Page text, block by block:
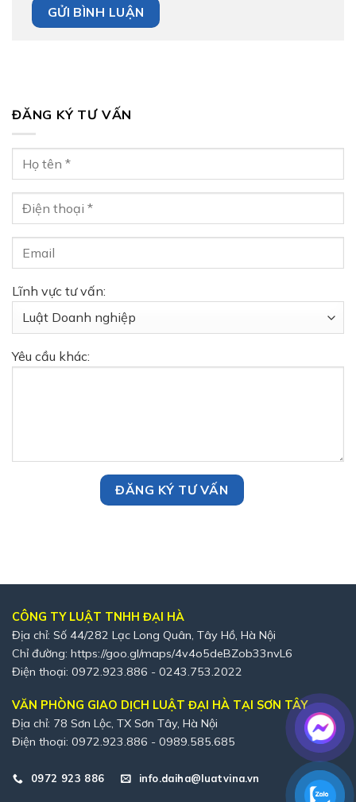
ĐĂNG KÝ TƯ VẤN
Lĩnh vực tư vấn:
Yêu cầu khác:
CÔNG TY LUẬT TNHH ĐẠI HÀ
Địa chỉ: Số 44/282 Lạc Long Quân, Tây Hồ, Hà Nội
Chỉ đường: https://goo.gl/maps/4v4o5deBZob33nvL6
Điện thoại: 0972.923.886 - 0243.753.2022
VĂN PHÒNG GIAO DỊCH LUẬT ĐẠI HÀ TẠI SƠN TÂY
Địa chỉ: 78 Sơn Lộc, TX Sơn Tây, Hà Nội
Điện thoại: 0972.923.886 - 0989.585.685
0972 923 886 info.daiha@luatvina.vn